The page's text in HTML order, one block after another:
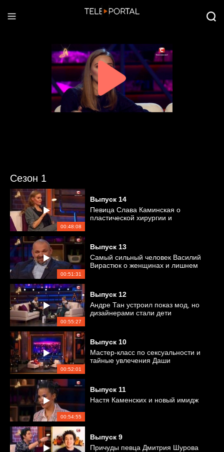
Сезон 1
00:48:08
Выпуск 14
Певица Слава Каминская о
пластической хирургии и
00:51:31
Выпуск 13
Самый сильный человек Василий
Вирастюк о женщинах и лишнем
00:55:27
Выпуск 12
Андре Тан устроил показ мод, но
дизайнерами стали дети
00:52:01
Выпуск 10
Мастер-класс по сексуальности и
тайные увлечения Даши
00:54:55
Выпуск 11
Настя Каменских и новый имидж
Выпуск 9
Причуды певца Дмитрия Шурова